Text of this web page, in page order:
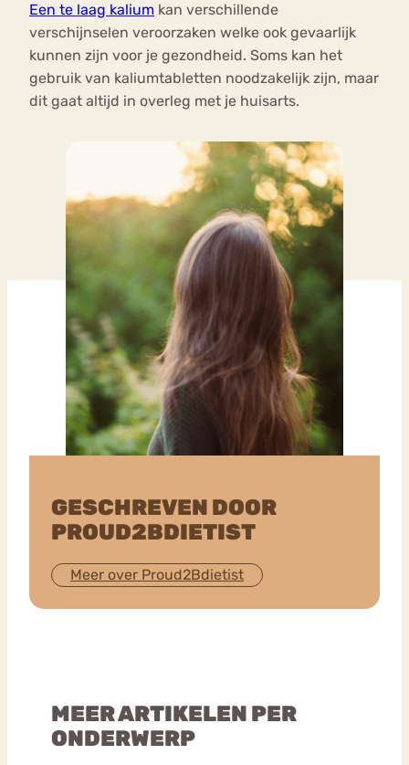
Een te laag kalium kan verschillende
verschijnselen veroorzaken welke ook gevaarlijk
kunnen zijn voor je gezondheid. Soms kan het
gebruik van kaliumtabletten noodzakelijk zijn, maar
dit gaat altijd in overleg met je huisarts.
GESCHREVEN DOOR
PROUD2BDIETIST
Meer over Proud2Bdietist
MEER ARTIKELEN PER
ONDERWERP